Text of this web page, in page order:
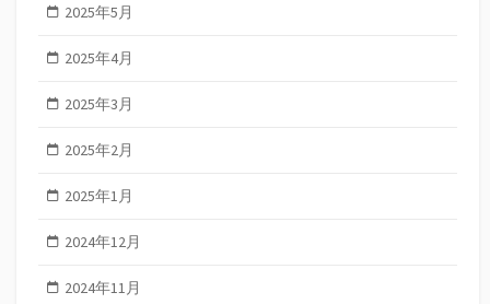
2025年5月
2025年4月
2025年3月
2025年2月
2025年1月
2024年12月
2024年11月